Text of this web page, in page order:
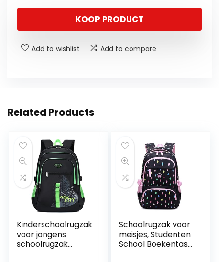
KOOP PRODUCT
Add to wishlist Add to compare
Related Products
Kinderschoolrugzak
voor jongens
schoolrugzak
Schoolrugzak voor
meisjes, Studenten
School Boekentas